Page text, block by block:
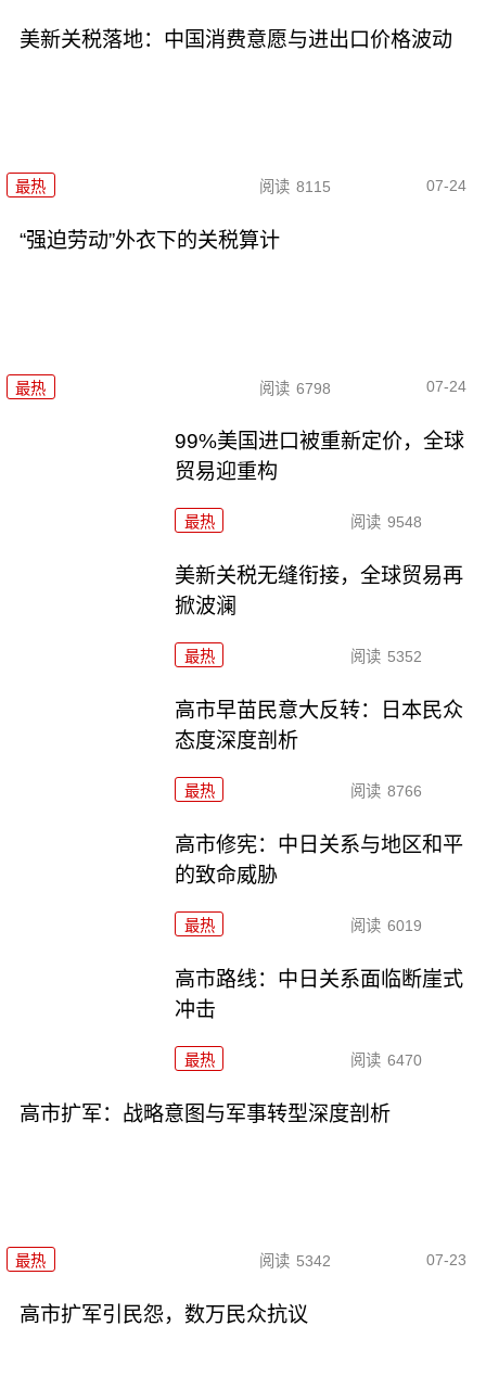
美新关税落地：中国消费意愿与进出口价格波动
最热 阅读 8115 07-24
“强迫劳动”外衣下的关税算计
最热 阅读 6798 07-24
99%美国进口被重新定价，全球
贸易迎重构
最热 阅读 9548
美新关税无缝衔接，全球贸易再
掀波澜
最热 阅读 5352
高市早苗民意大反转：日本民众
态度深度剖析
最热 阅读 8766
高市修宪：中日关系与地区和平
的致命威胁
最热 阅读 6019
高市路线：中日关系面临断崖式
冲击
最热 阅读 6470
高市扩军：战略意图与军事转型深度剖析
最热 阅读 5342 07-23
高市扩军引民怨，数万民众抗议